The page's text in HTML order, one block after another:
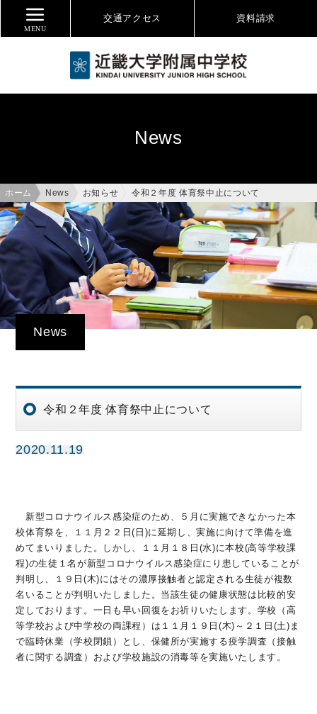
MENU
交通アクセス 資料請求
News
ホーム News お知らせ 令和２年度 体育祭中止について
News
令和２年度 体育祭中止について
2020.11.19
新型コロナウイルス感染症のため、５月に実施できなかった本
校体育祭を、１１月２２日(日)に延期し、実施に向けて準備を進
めてまいりました。しかし、１１月１８日(水)に本校(高等学校課
程)の生徒１名が新型コロナウイルス感染症にり患していることが
判明し、１９日(木)にはその濃厚接触者と認定される生徒が複数
名いることが判明いたしました。当該生徒の健康状態は比較的安
定しております。一日も早い回復をお祈りいたします。学校（高
等学校および中学校の両課程）は１１月１９日(木)～２１日(土)ま
で臨時休業（学校閉鎖）とし、保健所が実施する疫学調査（接触
者に関する調査）および学校施設の消毒等を実施いたします。